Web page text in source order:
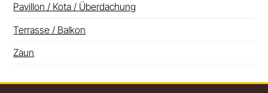
Pavillon / Kota / Überdachung
Terrasse / Balkon
Zaun